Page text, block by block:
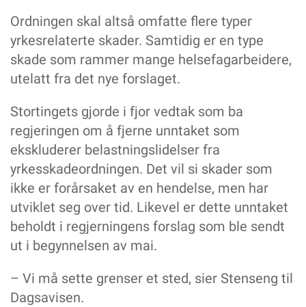
Ordningen skal altså omfatte flere typer
yrkesrelaterte skader. Samtidig er en type
skade som rammer mange helsefagarbeidere,
utelatt fra det nye forslaget.
Stortingets gjorde i fjor vedtak som ba
regjeringen om å fjerne unntaket som
ekskluderer belastningslidelser fra
yrkesskadeordningen. Det vil si skader som
ikke er forårsaket av en hendelse, men har
utviklet seg over tid. Likevel er dette unntaket
beholdt i regjerningens forslag som ble sendt
ut i begynnelsen av mai.
– Vi må sette grenser et sted, sier Stenseng til
Dagsavisen.